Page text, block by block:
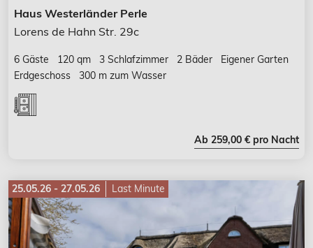
Haus Westerländer Perle
Lorens de Hahn Str. 29c
6 Gäste 120 qm 3 Schlafzimmer 2 Bäder
Eigener Garten
Erdgeschoss
300 m zum Wasser
Ab 259,00 € pro Nacht
25.05.26 - 27.05.26 Last Minute